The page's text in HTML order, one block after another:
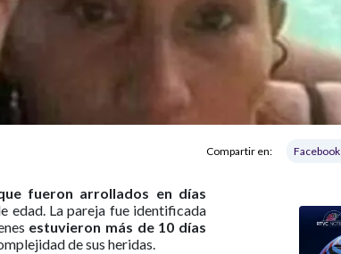
Compartir en: Facebook
fueron arrollados en días
edad. La pareja fue identificada
estuvieron más de 10 días
de sus heridas.